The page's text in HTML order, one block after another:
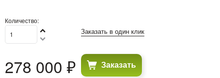
Количество:
278 000 ₽
Заказать в один клик
Заказать